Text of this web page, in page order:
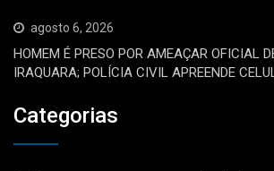
agosto 6, 2026
HOMEM É PRESO POR AMEAÇAR OFICIAL
IRAQUARA; POLÍCIA CIVIL APREENDE
Categorias